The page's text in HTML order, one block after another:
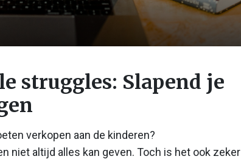
struggles: Slapend je
verkopen aan de kinderen?
niet altijd alles kan geven. Toch is het ook zeker